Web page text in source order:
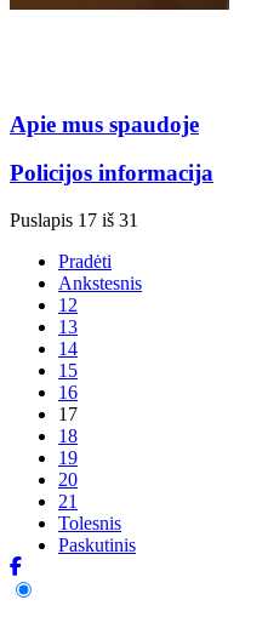
Apie mus spaudoje
Policijos informacija
Puslapis 17 iš 31
Pradėti
Ankstesnis
12
13
14
15
16
17
18
19
20
21
Tolesnis
Paskutinis